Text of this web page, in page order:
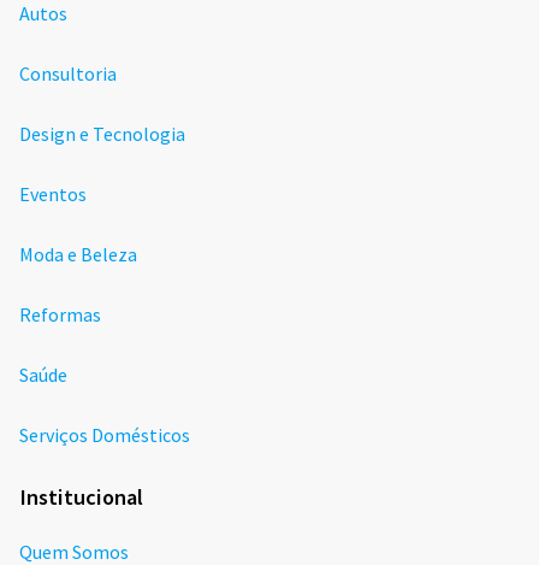
Autos
Consultoria
Design e Tecnologia
Eventos
Moda e Beleza
Reformas
Saúde
Serviços Domésticos
Institucional
Quem Somos